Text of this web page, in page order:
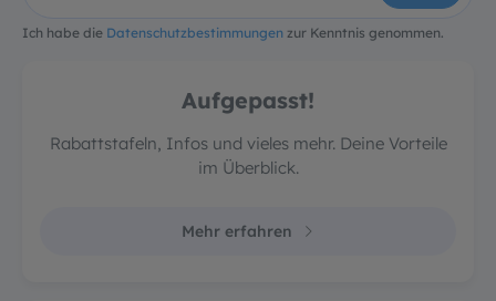
Ich habe die Datenschutzbestimmungen zur Kenntnis genommen.
Aufgepasst!
Rabattstafeln, Infos und vieles mehr. Deine Vorteile
im Überblick.
Mehr erfahren